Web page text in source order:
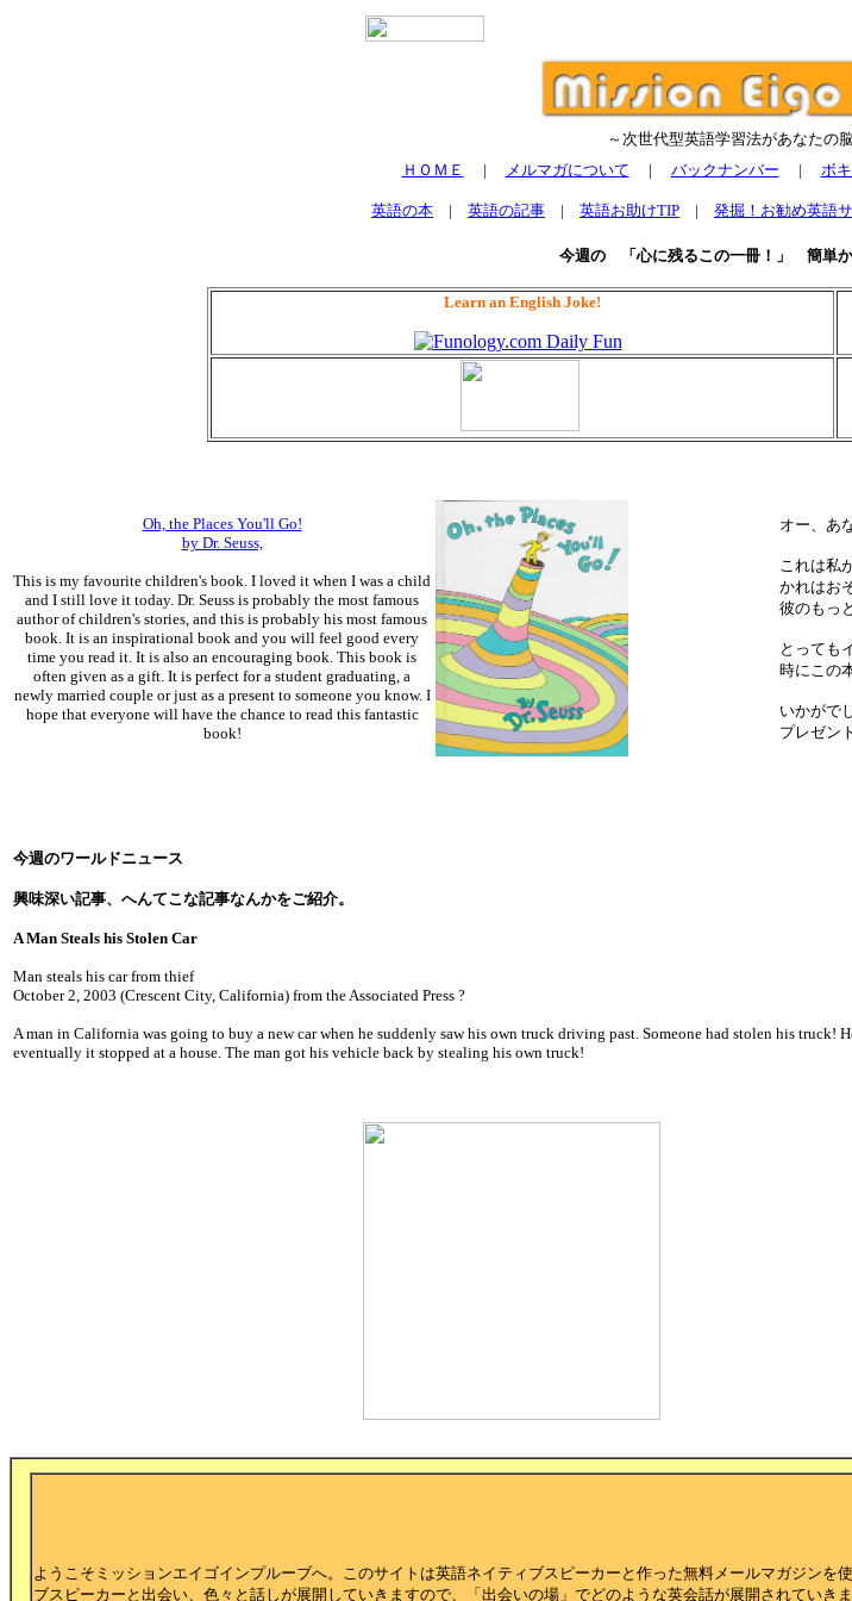
～次世代型英語学習法があなたの
ＨＯＭＥ
| メルマガについて | バックナンバー | ボ
英語の本 | 英語の記事 | 英語お助けTIP | 発掘！お勧め英語
今週の 「心に残るこの一冊！」 簡単か
Learn an English Joke!
Oh, the Places You'll Go!
by Dr. Seuss,
This is my favourite children's book. I loved it when I was a child
and I still love it today. Dr. Seuss is probably the most famous
author of children's stories, and this is probably his most famous
book. It is an inspirational book and you will feel good every
time you read it. It is also an encouraging book. This book is
often given as a gift. It is perfect for a student graduating, a
newly married couple or just as a present to someone you know. I
hope that everyone will have the chance to read this fantastic
book!
オー、あ
これは私
かれはお
彼のもっ
とっても
時にこの
いかがで
プレゼン
今週のワールドニュース
興味深い記事、へんてこな記事なんかをご紹介。
A Man Steals his Stolen Car
Man steals his car from thief
October 2, 2003 (Crescent City, California) from the Associated Press ?
A man in California was going to buy a new car when he suddenly saw his own truck driving past. Someone had stolen his truck!
eventually it stopped at a house. The man got his vehicle back by stealing his own truck!
ようこそミッションエイゴインプルーブへ。このサイトは英語ネイティブスピーカーと作った無料メールマガジン
ブスピーカーと出会い、色々と話しが展開していきますので、「出会いの場」でどのような英会話が展開されてい